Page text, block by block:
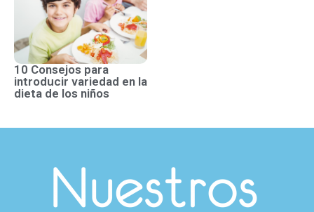
10 Consejos para
introducir variedad en la
dieta de los niños